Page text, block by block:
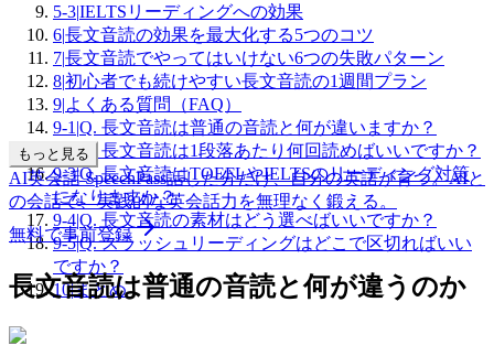
5-3|IELTSリーディングへの効果
6|長文音読の効果を最大化する5つのコツ
7|長文音読でやってはいけない6つの失敗パターン
8|初心者でも続けやすい長文音読の1週間プラン
9|よくある質問（FAQ）
9-1 |Q. 長文音読は普通の音読と何が違いますか？
9-2 |Q. 長文音読は1段落あたり何回読めばいいですか？
9-3|Q. 長文音読はTOEFLやIELTSのリーディング対策
になりますか？
9-4|Q. 長文音読の素材はどう選べばいいですか？
9-5|Q. スラッシュリーディングはどこで区切ればいい
ですか？
10|まとめ
もっと見る
AI英会話 SpeechPass話した分だけ、自分の英語が育つ。AIと
の会話で、実践的な英会話力を無理なく鍛える。
無料で事前登録
長文音読は普通の音読と何が違うのか